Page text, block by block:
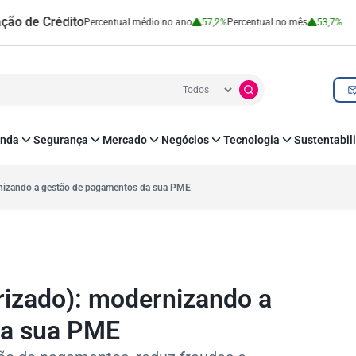
Percentual médio no ano 57,2%Percentual no mês 53,7%
Segurança
de Dados
Mercado
Open Finance
Negócios
RH
Tecnologia
a gestão de pagamentos da sua PME
modernizando a
sua PME